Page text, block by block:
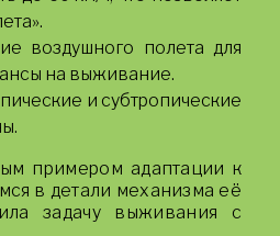
воздушного полета для
на выживание.
и субтропические
примером адаптации к
в детали механизма её
задачу выживания с